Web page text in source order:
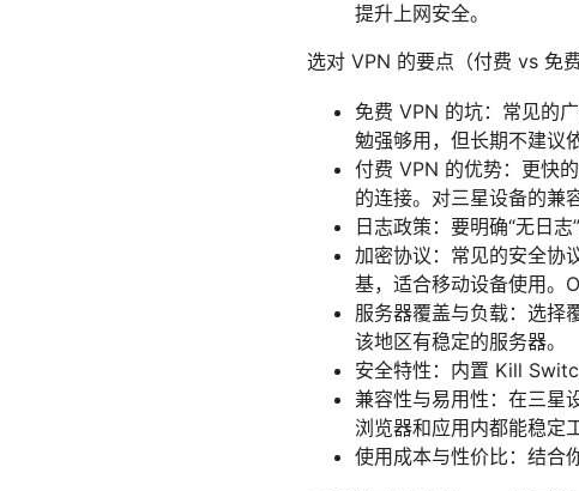
提升上网安全。
选对 VPN 的要点（付费 vs 免
免费 VPN 的坑：常见的
勉强够用，但长期不建议
付费 VPN 的优势：更快
的连接。对三星设备的兼
日志政策：要明确“无日
加密协议：常见的安全协
基，适合移动设备使用。
服务器覆盖与负载：选择
该地区有稳定的服务器。
安全特性：内置 Kill
兼容性与易用性：在三星
浏览器和应用内都能稳定
使用成本与性价比：结合